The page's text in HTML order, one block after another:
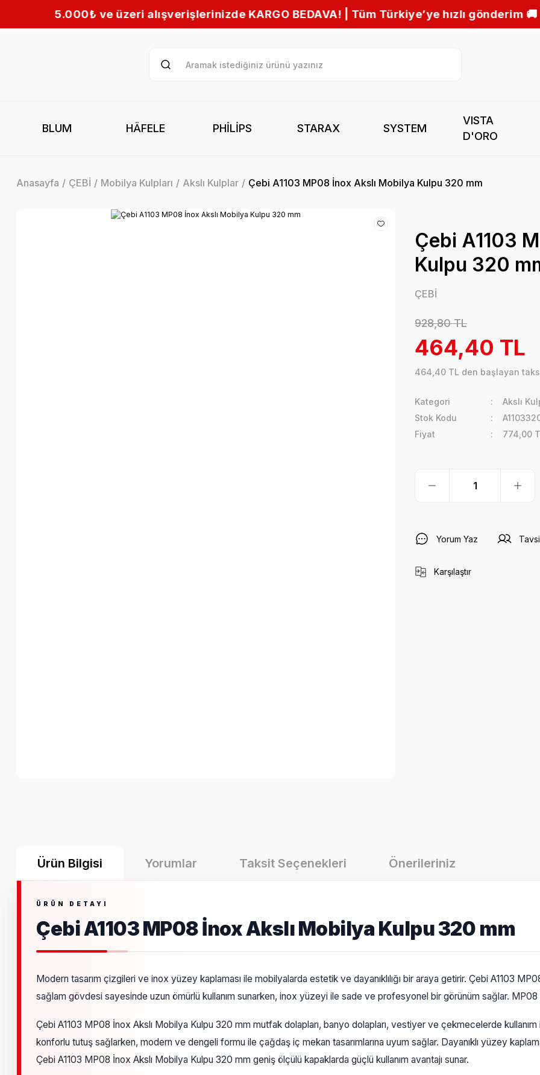
KARGO BEDAVA! | Tüm Türkiye’ye hızlı gönderim 🚚
BLUM HÄFELE PHİLİPS STARAX SYSTEM
VISTA
D'ORO
Anasayfa ÇEBİ Mobilya Kulpları Akslı Kulplar Çebi A1103 MP08 İnox Akslı Mobilya Kulpu 320 mm
Çebi A1103
Kulpu 320
ÇEBİ
928,80 TL
464,40 TL
464,40 TL den başlayan
Kategori
Akslı
Stok Kodu
Fiyat
774,00
Yorum Yaz
Karşılaştır
Ürün Bilgisi Yorumlar Taksit Seçenekleri Önerileriniz
Çebi A1103 MP08 İnox Akslı Mobilya Kulpu 320 mm
Modern tasarım çizgileri ve inox yüzey kaplaması ile mobilyalarda estetik ve dayanıklılığı bir araya getirir. Çebi A1103
sağlam gövdesi sayesinde uzun ömürlü kullanım sunarken, inox yüzeyi ile sade ve profesyonel bir görünüm sağlar.
Çebi A1103 MP08 İnox Akslı Mobilya Kulpu 320 mm mutfak dolapları, banyo dolapları, vestiyer ve çekmecelerde
konforlu tutuş sağlarken, modern ve dengeli formu ile çağdaş iç mekan tasarımlarına uyum sağlar. Dayanıklı yüzey
Çebi A1103 MP08 İnox Akslı Mobilya Kulpu 320 mm geniş ölçülü kapaklarda güçlü kullanım avantajı sunar.